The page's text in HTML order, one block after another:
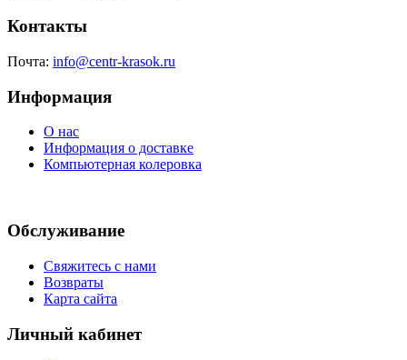
Контакты
Почта: info@centr-krasok.ru
Информация
О нас
Информация о доставке
Компьютерная колеровка
Обслуживание
Свяжитесь с нами
Возвраты
Карта сайта
Личный кабинет